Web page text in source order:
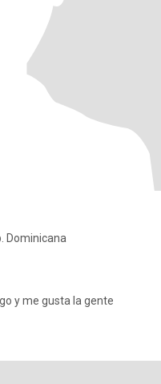
Dominicana
y me gusta la gente